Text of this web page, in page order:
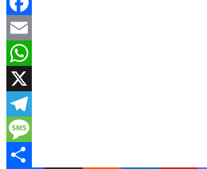
Facebook
Email
WhatsApp
X
Telegram
Message